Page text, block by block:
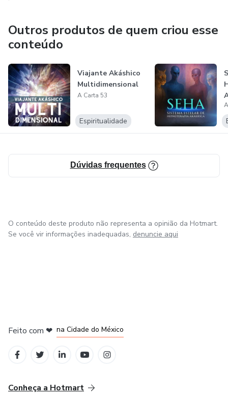
Outros produtos de quem criou esse
conteúdo
Viajante Akáshico
Multidimensional
A Carta 53
Espiritualidade
Dúvidas frequentes
O conteúdo deste produto não representa a opinião da Hotmart.
Se você vir informações inadequadas, denuncie aqui
Feito com ❤ na Cidade do México
Conheça a Hotmart